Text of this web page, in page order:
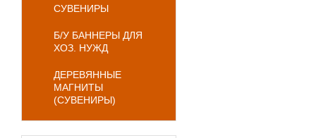
СУВЕНИРЫ
Б/У БАННЕРЫ ДЛЯ
ХОЗ. НУЖД
ДЕРЕВЯННЫЕ
МАГНИТЫ
(СУВЕНИРЫ)